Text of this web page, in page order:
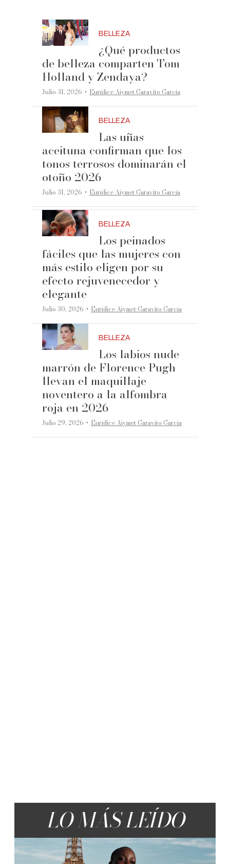
BELLEZA
¿Qué productos
de belleza comparten Tom
Holland y Zendaya?
Julio 31, 2026 ·Eurídice Aiymet Garavito García
BELLEZA
Las uñas
aceituna confirman que los
tonos terrosos dominarán el
otoño 2026
Julio 31, 2026 ·Eurídice Aiymet Garavito García
BELLEZA
Los peinados
fáciles que las mujeres con
más estilo eligen por su
efecto rejuvenecedor y
elegante
Julio 30, 2026 ·Eurídice Aiymet Garavito García
BELLEZA
Los labios nude
marrón de Florence Pugh
llevan el maquillaje
noventero a la alfombra
roja en 2026
Julio 29, 2026 ·Eurídice Aiymet Garavito García
LO MÁS LEÍDO